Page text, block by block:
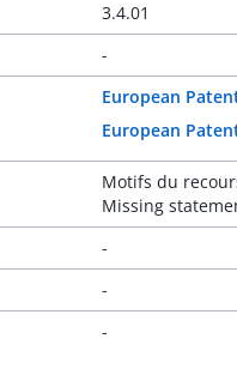
3.4.01
-
European
European
Motifs du
Missing
-
-
-